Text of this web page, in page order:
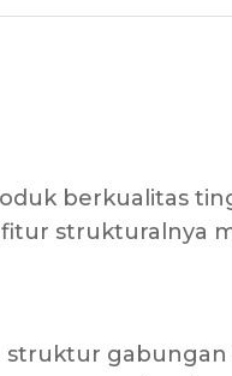
berkualitas
strukturalnya
gabungan